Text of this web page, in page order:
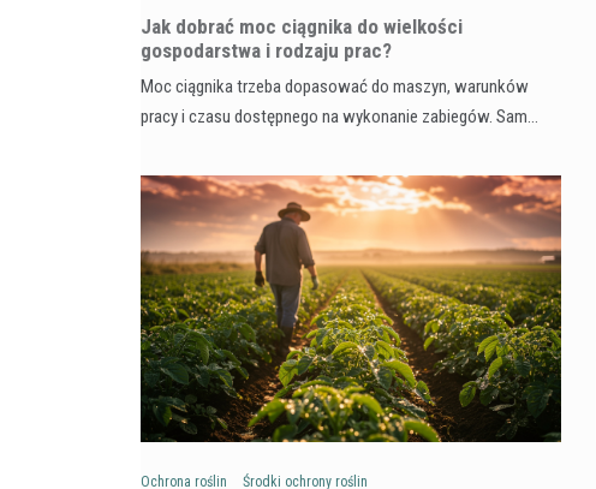
Jak dobrać moc ciągnika do wielkości
gospodarstwa i rodzaju prac?
Moc ciągnika trzeba dopasować do maszyn, warunków
pracy i czasu dostępnego na wykonanie zabiegów. Sam…
Ochrona roślin Środki ochrony roślin